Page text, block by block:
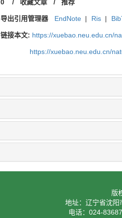
0 / 收藏文章 / 推荐
导出引用管理器 EndNote | Ris |
链接本文: https://xuebao.neu.edu.cn/
https://xuebao.neu.edu.cn/
版
地址：辽宁省沈
电话：024-